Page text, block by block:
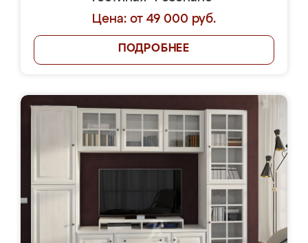
Цена: от 49 000 руб.
ПОДРОБНЕЕ